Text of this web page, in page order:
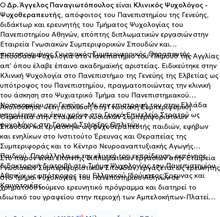
Ο Δρ. Άγγελος Παναγιωτόπουλος είναι Κλινικός Ψυχολόγος -
Ψυχοθεραπευτής, απόφοιτος του Πανεπιστημίου της Γενεύης,
διδάκτωρ και ερευνητής του Τμήματος Ψυχολογίας του
Πανεπιστημίου Αθηνών, επόπτης διπλωματικών εργασιών στην
Εταιρεία Γνωσιακών Συμπεριφορικών Σπουδών και
πιστοποιημένος Γνωσιακός Συμπεριφορικός Θεραπευτής.
Σπούδασε Ψυχολογία στο Πανεπιστήμιο του Πλίμουθ της Αγγλίας
απ' όπου έλαβε έπαινο ακαδημαϊκής αριστείας. Ειδικεύτηκε στην
Κλινική Ψυχολογία στο Πανεπιστήμιο της Γενεύης της Ελβετίας ως
υπότροφος του Πανεπιστημίου, πραγματοποιώντας την κλινική
του άσκηση στο Ψυχιατρικό Τμήμα του Πανεπιστημιακού
Νοσοκομείου της Γενεύης. Με την επιστροφή του στην Ελλάδα
υπηρέτησε για έναν χρόνο στο Γενικό Επιτελείο Στρατού ως
ψυχολόγος στη Γραμμή Στήριξης Οπλιτών.
Ακολούθησε 4ετή ειδίκευση στη Γνωσιακή Συμπεριφορική
Θεραπεία στην Εταιρεία Γνωσιακών Συμπεριφοριστικών
Σπουδών και εργάστηκε ως ψυχοθεραπευτής παιδιών, εφήβων
και ενηλίκων στο Ινστιτούτο Έρευνας και Θεραπείας της
Συμπεριφοράς και το Κέντρο Νευροαναπτυξιακής Αγωγής
Παιδιού. Παράλληλα με την κλινική του εκπαίδευση, εκπόνησε
διδακτορική διατριβή στο Τμήμα Ψυχολογίας του Πανεπιστημίου
Αθηνών ως υπότροφος του Ελληνικού Ιδρύματος Έρευνας και
Καινοτομίας.
Στο παρόν είναι επόπτης διπλωματικών εργασιών στην Εταιρεία
Γνωσιακών Συμπεριφοριστικών Σπουδών, εργάζεται ως ερευνητής
στο Τμήμα Ψυχολογίας του Πανεπιστημίου Αθηνών σε
χρηματοδοτούμενο ερευνητικό πρόγραμμα και διατηρεί το
ιδιωτικό του γραφείου στην περιοχή των Αμπελοκήπων-Πλατείας